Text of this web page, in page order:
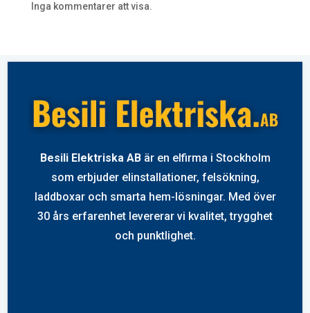
Inga kommentarer att visa.
Besili Elektriska ABär en elfirma i Stockholm
som erbjuder elinstallationer, felsökning,
laddboxar och smarta hem-lösningar. Med över
30 års erfarenhet levererar vi kvalitet, trygghet
och punktlighet.